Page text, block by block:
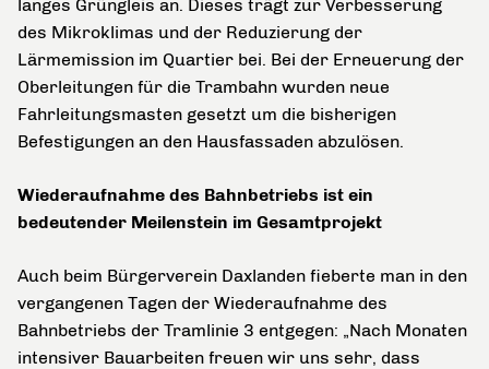
langes Grüngleis an. Dieses trägt zur Verbesserung
des Mikroklimas und der Reduzierung der
Lärmemission im Quartier bei. Bei der Erneuerung der
Oberleitungen für die Trambahn wurden neue
Fahrleitungsmasten gesetzt um die bisherigen
Befestigungen an den Hausfassaden abzulösen.
Wiederaufnahme des Bahnbetriebs ist ein
bedeutender Meilenstein im Gesamtprojekt
Auch beim Bürgerverein Daxlanden fieberte man in den
vergangenen Tagen der Wiederaufnahme des
Bahnbetriebs der Tramlinie 3 entgegen: „Nach Monaten
intensiver Bauarbeiten freuen wir uns sehr, dass